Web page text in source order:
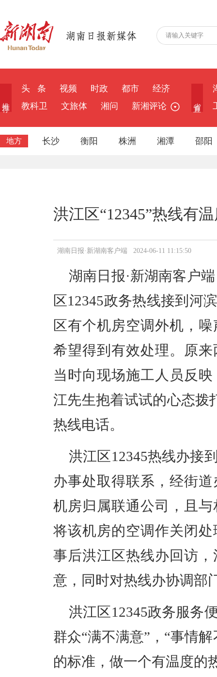
头 条 视频 时政 都市
经济
教科卫
文旅体 湘问 新湘评论
地方 长沙 衡阳 株洲 湘潭 邵阳
洪江区“12345”热线有
湖南日报·新湖南客户端 2024-06-11 11:15:50
湖南日报·新湖南客户
区12345政务热线接到河
区有个机房空调外机，
希望得到有效处理。原来
当时向现场施工人员反
江先生抱着试试的心态拨
热线电话。
洪江区12345热线办接
办事处取得联系，经街
机房归属联通公司，且
将该机房的空调作关闭
事后洪江区热线办回访
意，同时对热线办协调部
洪江区12345政务服务
群众“满不满意”，“事情
的标准，做一个有温度的